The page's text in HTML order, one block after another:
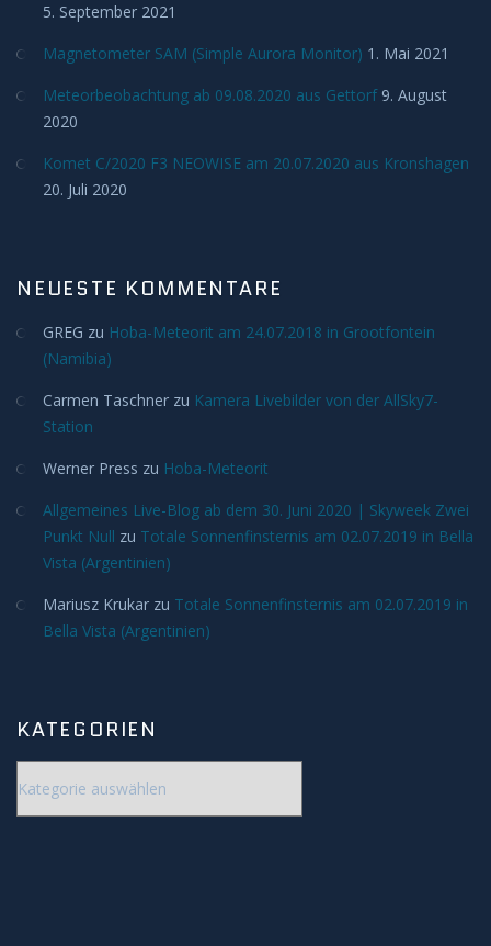
5. September 2021
Magnetometer SAM (Simple Aurora Monitor) 1. Mai 2021
Meteorbeobachtung ab 09.08.2020 aus Gettorf 9. August
2020
Komet C/2020 F3 NEOWISE am 20.07.2020 aus Kronshagen
20. Juli 2020
NEUESTE KOMMENTARE
GREG zu Hoba-Meteorit am 24.07.2018 in Grootfontein
(Namibia)
Carmen Taschner zu Kamera Livebilder von der AllSky7-
Station
Werner Press zu Hoba-Meteorit
Allgemeines Live-Blog ab dem 30. Juni 2020 | Skyweek Zwei
Punkt Null zu Totale Sonnenfinsternis am 02.07.2019 in Bella
Vista (Argentinien)
Mariusz Krukar zu Totale Sonnenfinsternis am 02.07.2019 in
Bella Vista (Argentinien)
KATEGORIEN